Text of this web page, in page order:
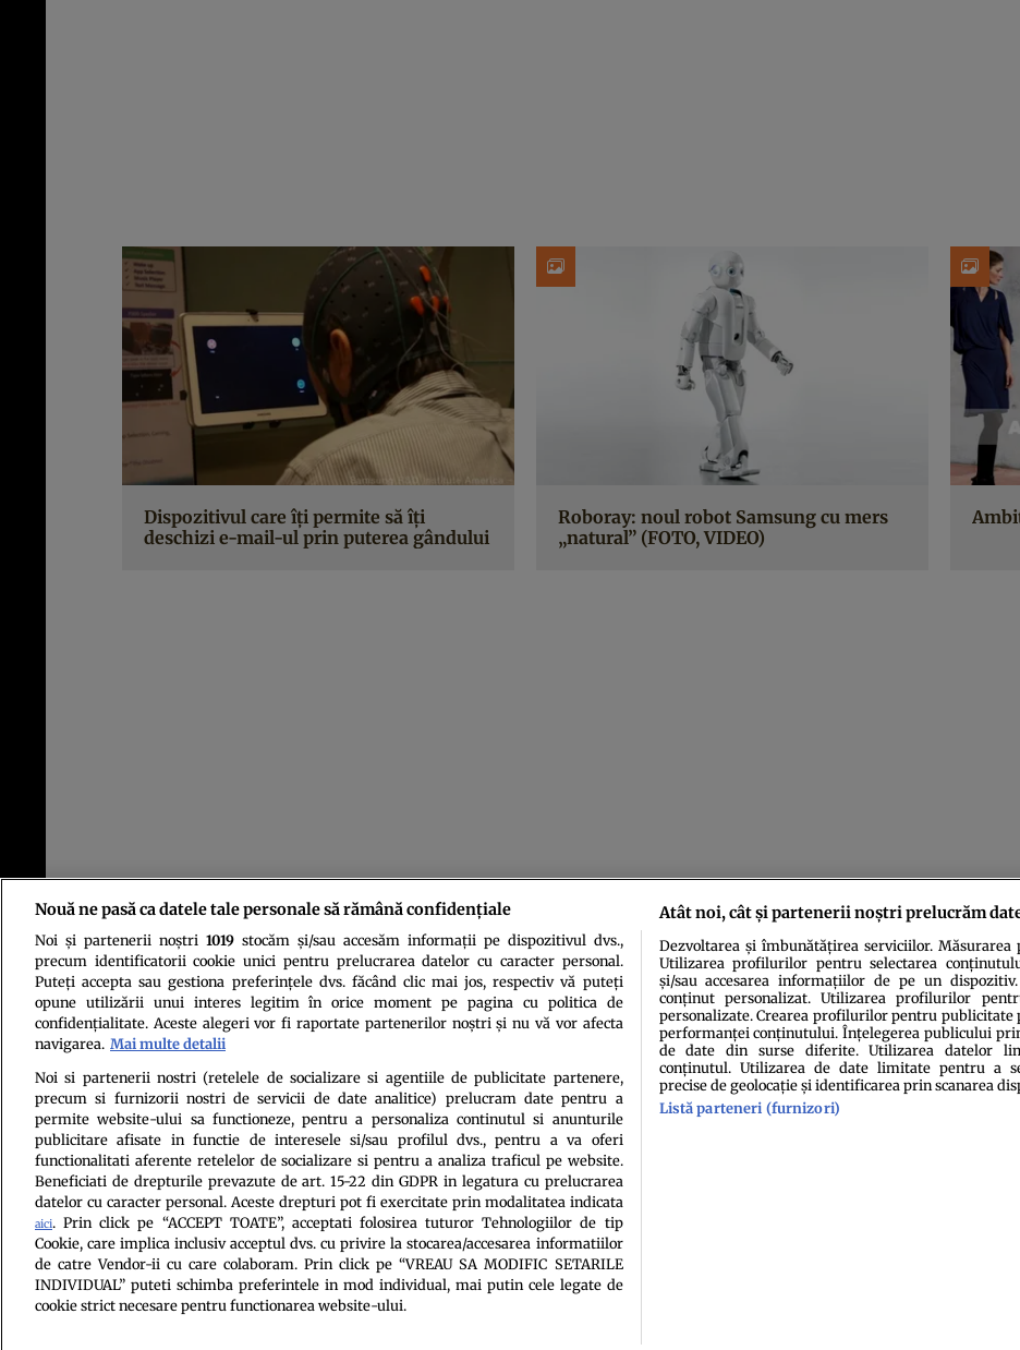
Dispozitivul care îţi permite să îţi
deschizi e-mail-ul prin puterea gândului
Roboray: noul robot Samsung cu mers
„natural” (FOTO, VIDEO)
PAGINA 11 DIN 11 « PRIMA « ... 7 8 9 10 11
Politica de confidenţialitatePolitica de cookiesTermeni şi condiţii Echipa redacțională Contact
Citarea se poate face în limita a 250 de semne. Nici o instituţie sau persoană (site-uri, instituţii mass-media, firme de monitorizare) nu poate reproduce
Decizia ONJN nr. 1598/16.09.2021. Jocurile de noroc sunt interzise minorilor.
Nouă ne pasă ca datele tale personale să rămână confidențiale
Noi și partenerii noștri 1019stocăm și/sau accesăm informații pe dispozitivul dvs.,
precum identificatorii cookie unici pentru prelucrarea datelor cu caracter personal.
Puteți accepta sau gestiona preferințele dvs. făcând clic mai jos, respectiv vă puteți
opune utilizării unui interes legitim în orice moment pe pagina cu politica de
confidențialitate. Aceste alegeri vor fi raportate partenerilor noștri și nu vă vor afecta
navigarea. Mai multe detalii
Noi si partenerii nostri (retelele de socializare si agentiile de publicitate partenere,
precum si furnizorii nostri de servicii de date analitice) prelucram date pentru a
permite website-ului sa functioneze, pentru a personaliza continutul si anunturile
publicitare afisate in functie de interesele si/sau profilul dvs., pentru a va oferi
functionalitati aferente retelelor de socializare si pentru a analiza traficul pe website.
Beneficiati de drepturile prevazute de art. 15-22 din GDPR in legatura cu prelucrarea
datelor cu caracter personal. Aceste drepturi pot fi exercitate prin modalitatea indicata
aici. Prin click pe “ACCEPT TOATE”, acceptati folosirea tuturor Tehnologiilor de tip
Cookie, care implica inclusiv acceptul dvs. cu privire la stocarea/accesarea informatiilor
de catre Vendor-ii cu care colaboram. Prin click pe “VREAU SA MODIFIC SETARILE
INDIVIDUAL” puteti schimba preferintele in mod individual, mai putin cele legate de
cookie strict necesare pentru functionarea website-ului.
Atât noi, cât și partenerii noștri prelucrăm
Dezvoltarea și îmbunătățirea serviciilor. Măsurarea
Utilizarea profilurilor pentru selectarea
și/sau accesarea informațiilor de pe un
conținut personalizat. Utilizarea profilurilor
personalizate. Crearea profilurilor pentru publicitate
performanței conținutului. Înțelegerea publicului
de date din surse diferite. Utilizarea datelor
conținutul. Utilizarea de date limitate pentru a
precise de geolocație și identificarea prin scanarea
Listă parteneri (furnizori)